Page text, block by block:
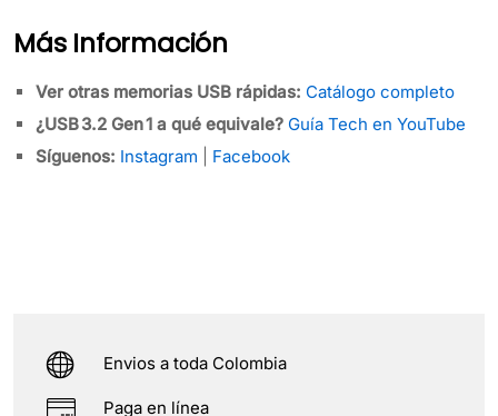
Más Información
Ver otras memorias USB rápidas: Catálogo completo
¿USB 3.2 Gen 1 a qué equivale? Guía Tech en YouTube
Síguenos: Instagram Facebook
Envios a toda Colombia
Paga en línea